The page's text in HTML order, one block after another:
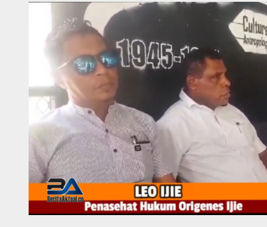
Senggol
Ada
Bukti
Rekaman
Lambert
Jitmau
Terkait
Dugaan
Tindak
Pidana
Korupsi
ATK